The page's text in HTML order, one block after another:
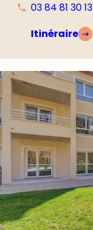
03 84 81 30 13
Itinéraire